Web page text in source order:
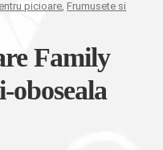
picioare, Frumusete si
Family